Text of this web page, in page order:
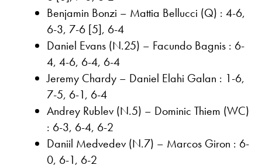
Benjamin Bonzi – Mattia Bellucci (Q) : 4-6,
6-3, 7-6 [5], 6-4
Daniel Evans (N.25) – Facundo Bagnis : 6-
4, 4-6, 6-4, 6-4
Jeremy Chardy – Daniel Elahi Galan : 1-6,
7-5, 6-1, 6-4
Andrey Rublev (N.5) – Dominic Thiem (WC)
: 6-3, 6-4, 6-2
Daniil Medvedev (N.7) – Marcos Giron : 6-
0, 6-1, 6-2